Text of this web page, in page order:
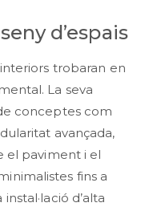
d’espais
trobaran en
La seva
conceptes com
avançada,
el paviment i el
fins a
d’alta